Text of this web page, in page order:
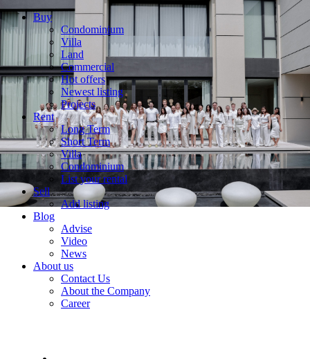
Buy
Condominium
Villa
Land
Commercial
Hot offers
Newest listing
Projects
Rent
Long Term
Short Term
Villa
Condominium
List your rental
Sell
Add listing
Blog
Advise
Video
News
About us
Contact Us
About the Company
Career